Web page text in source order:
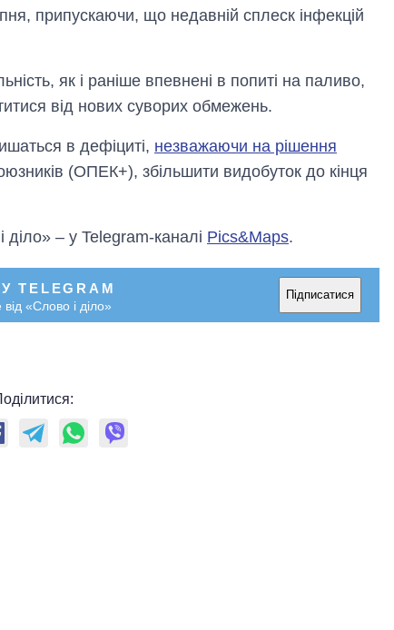
припускаючи, що недавній сплеск інфекцій
як і раніше впевнені в попиті на паливо,
від нових суворих обмежень.
в дефіциті, незважаючи на рішення
(ОПЕК+), збільшити видобуток до кінця
діло» – у Telegram-каналі Pics&Maps.
TELEGRAM
«Слово і діло»
Підписатися
Україні до і під час